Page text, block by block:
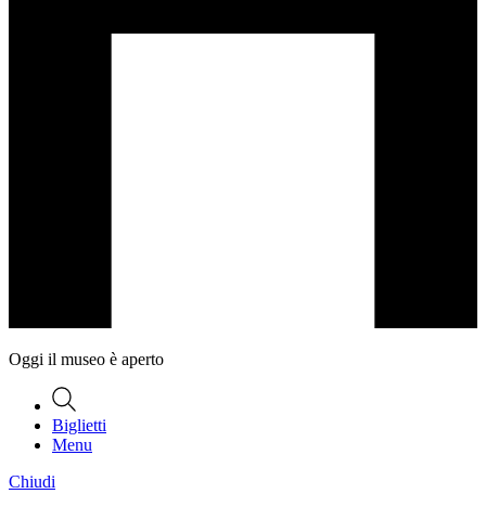
Oggi il museo è aperto
Biglietti
Menu
Chiudi